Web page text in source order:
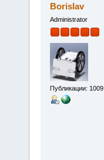
Borislav
Administrator
Публикации: 1009